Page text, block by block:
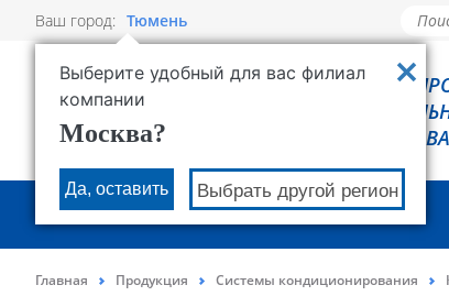
Ваш город: Тюмень
Выберите удобный для вас филиал
компании
Москва?
Да, оставить Выбрать другой регион
РОВЕН -
О КОМПАНИИ ПРОДУКЦИЯ
Главная Продукция Системы кондиционирования